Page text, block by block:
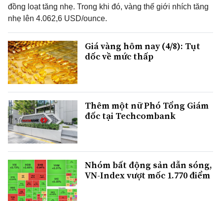
đồng loạt tăng nhẹ. Trong khi đó, vàng thế giới nhích tăng
nhẹ lên 4.062,6 USD/ounce.
Giá vàng hôm nay (4/8): Tụt
dốc về mức thấp
Thêm một nữ Phó Tổng Giám
đốc tại Techcombank
Nhóm bất động sản dẫn sóng,
VN-Index vượt mốc 1.770 điểm